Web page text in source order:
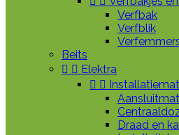
Verfbak
Verfblik
Beits
  Elektra
 
Draad en